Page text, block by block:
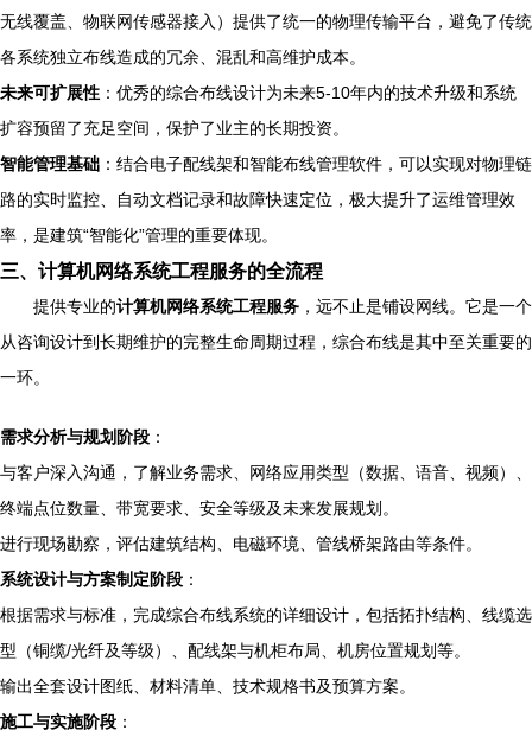
无线覆盖、物联网传感器接入）提供了统一的物理传输平台，避免了传统
各系统独立布线造成的冗余、混乱和高维护成本。
未来可扩展性 ：优秀的综合布线设计为未来5-10年内的技术升级和系统
扩容预留了充足空间，保护了业主的长期投资。
智能管理基础 ：结合电子配线架和智能布线管理软件，可以实现对物理链
路的实时监控、自动文档记录和故障快速定位，极大提升了运维管理效
率，是建筑“智能化”管理的重要体现。
三、计算机网络系统工程服务的全流程
提供专业的计算机网络系统工程服务 ，远不止是铺设网线。它是一个
从咨询设计到长期维护的完整生命周期过程，综合布线是其中至关重要的
一环。
需求分析与规划阶段 ：
与客户深入沟通，了解业务需求、网络应用类型（数据、语音、视频）、
终端点位数量、带宽要求、安全等级及未来发展规划。
进行现场勘察，评估建筑结构、电磁环境、管线桥架路由等条件。
系统设计与方案制定阶段 ：
根据需求与标准，完成综合布线系统的详细设计，包括拓扑结构、线缆选
型（铜缆/光纤及等级）、配线架与机柜布局、机房位置规划等。
输出全套设计图纸、材料清单、技术规格书及预算方案。
施工与实施阶段 ：